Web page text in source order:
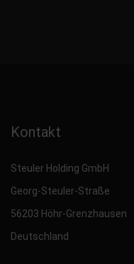
Kontakt
Steuler Holding GmbH
Georg-Steuler-Straße
56203 Höhr-Grenzhausen
Deutschland